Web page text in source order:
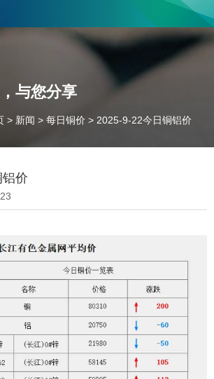
有限公司欢迎合作咨询！
联系电话：18037947756
与您分享
> 新闻 > 每日铜价 > 2025-9-22今日铜铝价
价